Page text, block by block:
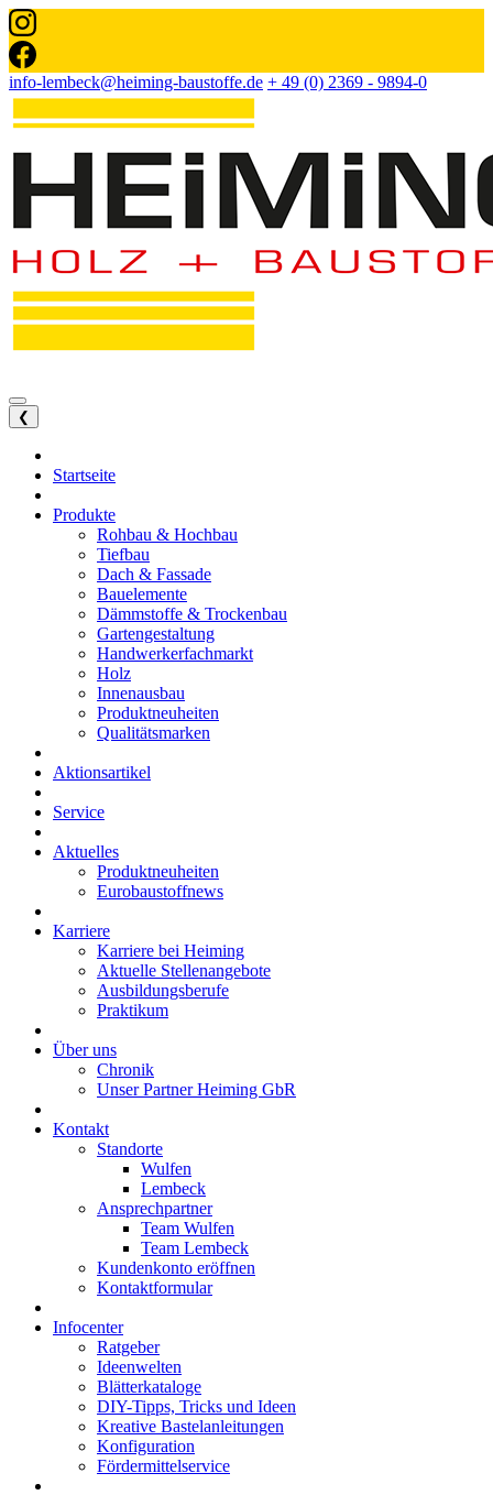
info-lembeck@heiming-baustoffe.de + 49 (0) 2369 - 9894-0
❮
Startseite
Produkte
Rohbau & Hochbau
Tiefbau
Dach & Fassade
Bauelemente
Dämmstoffe & Trockenbau
Gartengestaltung
Handwerkerfachmarkt
Holz
Innenausbau
Produktneuheiten
Qualitätsmarken
Aktionsartikel
Service
Aktuelles
Produktneuheiten
Eurobaustoffnews
Karriere
Karriere bei Heiming
Aktuelle Stellenangebote
Ausbildungsberufe
Praktikum
Über uns
Chronik
Unser Partner Heiming GbR
Kontakt
Standorte
Wulfen
Lembeck
Ansprechpartner
Team Wulfen
Team Lembeck
Kundenkonto eröffnen
Kontaktformular
Infocenter
Ratgeber
Ideenwelten
Blätterkataloge
DIY-Tipps, Tricks und Ideen
Kreative Bastelanleitungen
Konfiguration
Fördermittelservice